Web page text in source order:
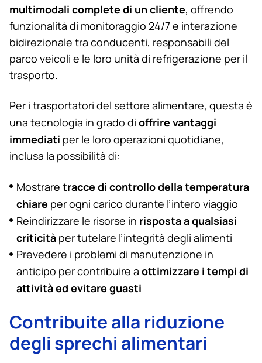
multimodali complete di un cliente, offrendo
funzionalità di monitoraggio 24/7 e interazione
bidirezionale tra conducenti, responsabili del
parco veicoli e le loro unità di refrigerazione per il
trasporto.
Per i trasportatori del settore alimentare, questa è
una tecnologia in grado di offrire vantaggi
immediati per le loro operazioni quotidiane,
inclusa la possibilità di:
Mostrare tracce di controllo della temperatura
chiare per ogni carico durante l’intero viaggio
Reindirizzare le risorse in risposta a qualsiasi
criticità per tutelare l’integrità degli alimenti
Prevedere i problemi di manutenzione in
anticipo per contribuire a ottimizzare i tempi di
attività ed evitare guasti
Contribuite alla riduzione
degli sprechi alimentari